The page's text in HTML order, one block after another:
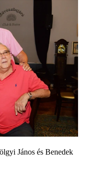
János és Benedek